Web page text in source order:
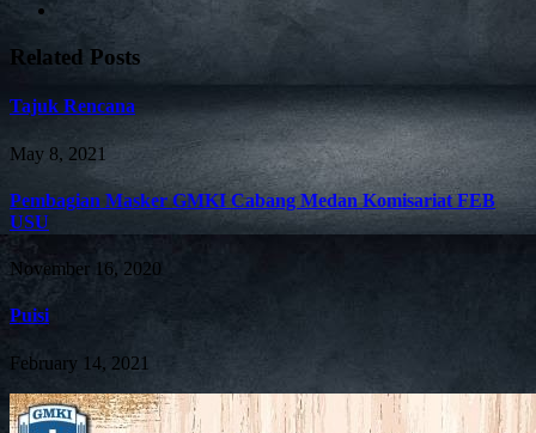
Related Posts
Tajuk Rencana
May 8, 2021
Pembagian Masker GMKI Cabang Medan Komisariat FEB
USU
November 16, 2020
Puisi
February 14, 2021